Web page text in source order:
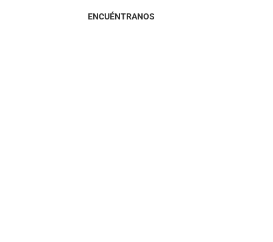
ENCUÉNTRANOS